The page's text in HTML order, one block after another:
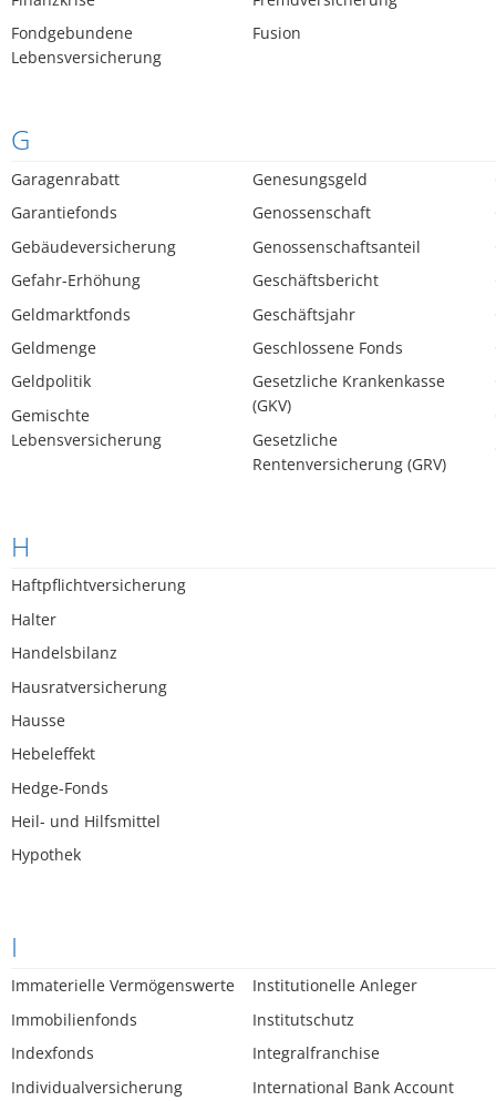
Fondgebundene
Lebensversicherung
Fusion
G
Garagenrabatt
Garantiefonds
Gebäudeversicherung
Gefahr-Erhöhung
Geldmarktfonds
Geldmenge
Geldpolitik
Gemischte
Lebensversicherung
Genesungsgeld
Genossenschaft
Genossenschaftsanteil
Geschäftsbericht
Geschäftsjahr
Geschlossene Fonds
Gesetzliche Krankenkasse
(GKV)
Gesetzliche
Rentenversicherung (GRV)
H
Haftpflichtversicherung
Halter
Handelsbilanz
Hausratversicherung
Hausse
Hebeleffekt
Hedge-Fonds
Heil- und Hilfsmittel
Hypothek
I
Immaterielle Vermögenswerte
Immobilienfonds
Indexfonds
Individualversicherung
Institutionelle Anleger
Institutschutz
Integralfranchise
International Bank Account